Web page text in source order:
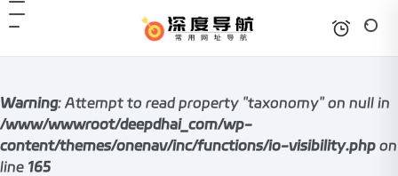
Warning: Attempt to read property "taxonomy" on null in
/www/wwwroot/deepdhai_com/wp-
content/themes/onenav/inc/functions/io-visibility.php on
line 165